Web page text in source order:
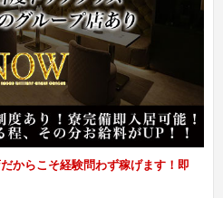
からこそ経験問わず稼げます！即